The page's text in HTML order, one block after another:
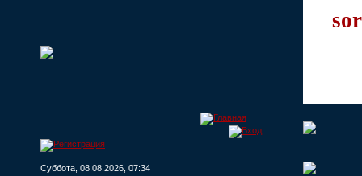
Суббота, 08.08.2026, 07:34